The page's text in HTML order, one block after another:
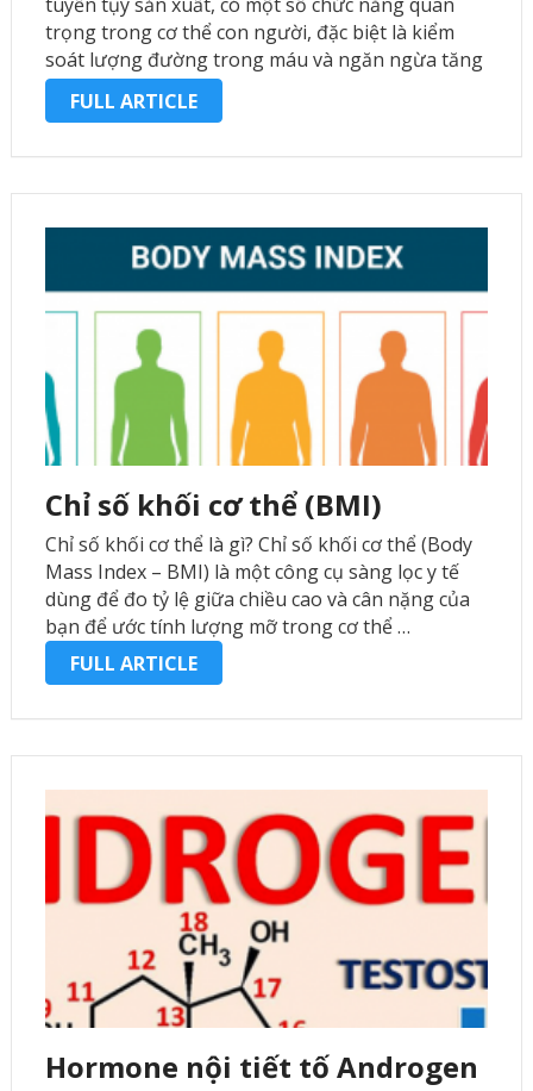
trọng trong cơ thể con người, đặc biệt là kiểm
soát lượng đường trong máu và ngăn ngừa tăng
đường huyết. Insulin cũng có tác dụng trên …
FULL ARTICLE
Chỉ số khối cơ thể (BMI)
Chỉ số khối cơ thể là gì? Chỉ số khối cơ thể (Body
Mass Index – BMI) là một công cụ sàng lọc y tế
dùng để đo tỷ lệ giữa chiều cao và cân nặng của
bạn để ước tính lượng mỡ trong cơ thể …
FULL ARTICLE
Hormone nội tiết tố Androgen